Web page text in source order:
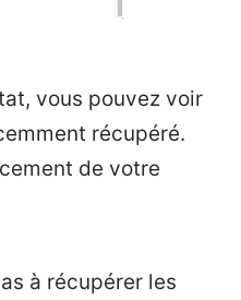
vous pouvez voir
récupéré.
de votre
à récupérer les